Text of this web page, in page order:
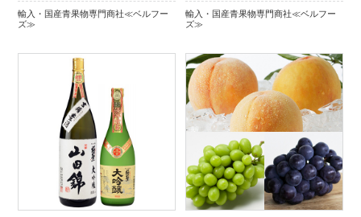
輸入・国産青果物専門商社≪ベルフー
ズ≫
輸入・国産青果物専門商社≪ベルフー
ズ≫